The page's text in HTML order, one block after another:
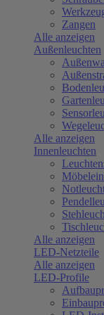
Zangen
Alle anzeigen
Außenleuchten
Alle anzeigen
Innenleuchten
Alle anzeigen
LED-Netzteile
Alle anzeigen
LED-Profile